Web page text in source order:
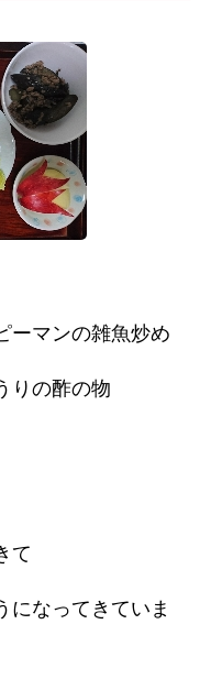
ーマンの雑魚炒め
りの酢の物
て
になってきていま